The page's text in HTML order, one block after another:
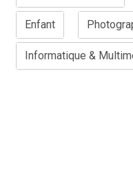
Enfant
Informatique &